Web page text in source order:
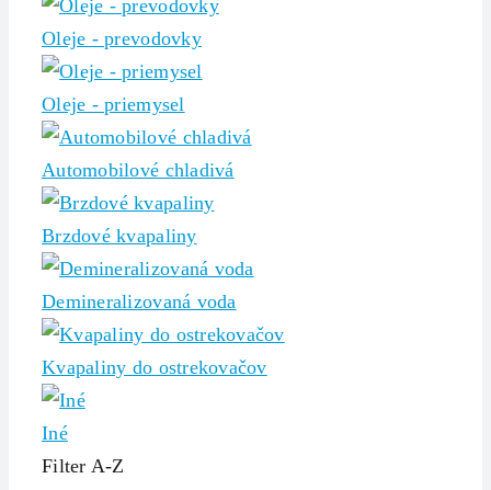
Oleje - prevodovky
Oleje - priemysel
Automobilové chladivá
Brzdové kvapaliny
Demineralizovaná voda
Kvapaliny do ostrekovačov
Iné
Filter A-Z